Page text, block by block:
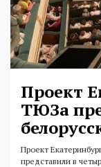
Проект
ТЮЗа
Проект
представили в